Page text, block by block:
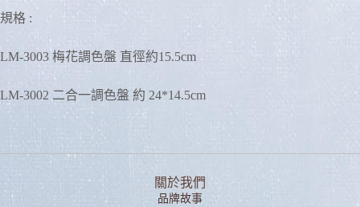
規格 :
LM-3003 梅花調色盤 直徑約15.5cm
LM-3002 二合一調色盤 約 24*14.5cm
關於我們
品牌故事